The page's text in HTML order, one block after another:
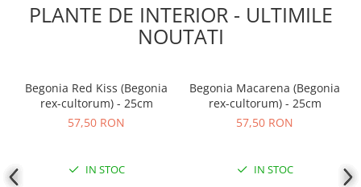
PLANTE DE INTERIOR - ULTIMILE
NOUTATI
Begonia Red Kiss (Begonia
rex-cultorum) - 25cm
57,50 RON
IN STOC
Begonia Macarena (Begonia
rex-cultorum) - 25cm
57,50 RON
IN STOC